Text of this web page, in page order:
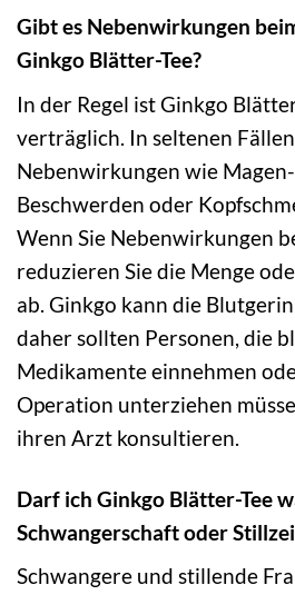
Gibt es Nebenwirkungen
Ginkgo Blätter-Tee?
In der Regel ist Ginkgo
verträglich. In seltenen
Nebenwirkungen wie
Beschwerden oder
Wenn Sie Nebenwirkungen
reduzieren Sie die Menge
ab. Ginkgo kann die
daher sollten Personen, die
Medikamente einnehmen
Operation unterziehen
ihren Arzt konsultieren.
Darf ich Ginkgo Blätter-Tee
Schwangerschaft oder
Schwangere und stillende